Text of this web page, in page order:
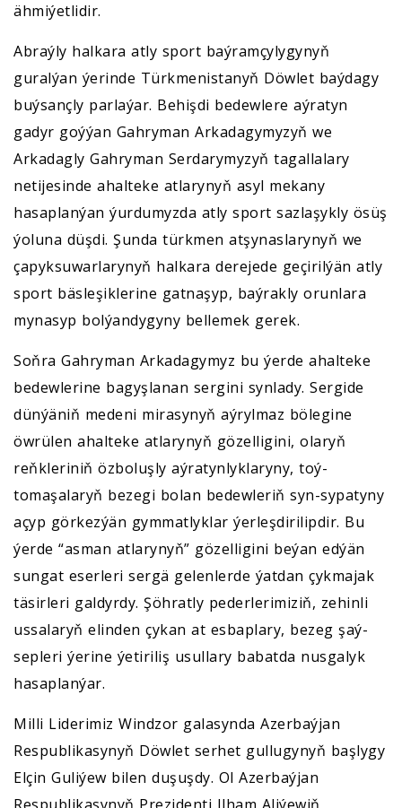
ähmiýetlidir.
Abraýly halkara atly sport baýramçylygynyň
guralýan ýerinde Türkmenistanyň Döwlet baýdagy
buýsançly parlaýar. Behişdi bedewlere aýratyn
gadyr goýýan Gahryman Arkadagymyzyň we
Arkadagly Gahryman Serdarymyzyň tagallalary
netijesinde ahalteke atlarynyň asyl mekany
hasaplanýan ýurdumyzda atly sport sazlaşykly ösüş
ýoluna düşdi. Şunda türkmen atşynaslarynyň we
çapyksuwarlarynyň halkara derejede geçirilýän atly
sport bäsleşiklerine gatnaşyp, baýrakly orunlara
mynasyp bolýandygyny bellemek gerek.
Soňra Gahryman Arkadagymyz bu ýerde ahalteke
bedewlerine bagyşlanan sergini synlady. Sergide
dünýäniň medeni mirasynyň aýrylmaz bölegine
öwrülen ahalteke atlarynyň gözelligini, olaryň
reňkleriniň özboluşly aýratynlyklaryny, toý-
tomaşalaryň bezegi bolan bedewleriň syn-sypatyny
açyp görkezýän gymmatlyklar ýerleşdirilipdir. Bu
ýerde “asman atlarynyň” gözelligini beýan edýän
sungat eserleri sergä gelenlerde ýatdan çykmajak
täsirleri galdyrdy. Şöhratly pederlerimiziň, zehinli
ussalaryň elinden çykan at esbaplary, bezeg şaý-
sepleri ýerine ýetiriliş usullary babatda nusgalyk
hasaplanýar.
Milli Liderimiz Windzor galasynda Azerbaýjan
Respublikasynyň Döwlet serhet gullugynyň başlygy
Elçin Guliýew bilen duşuşdy. Ol Azerbaýjan